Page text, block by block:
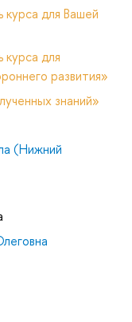
для Вашей
для
развития»
знаний»
(Нижний